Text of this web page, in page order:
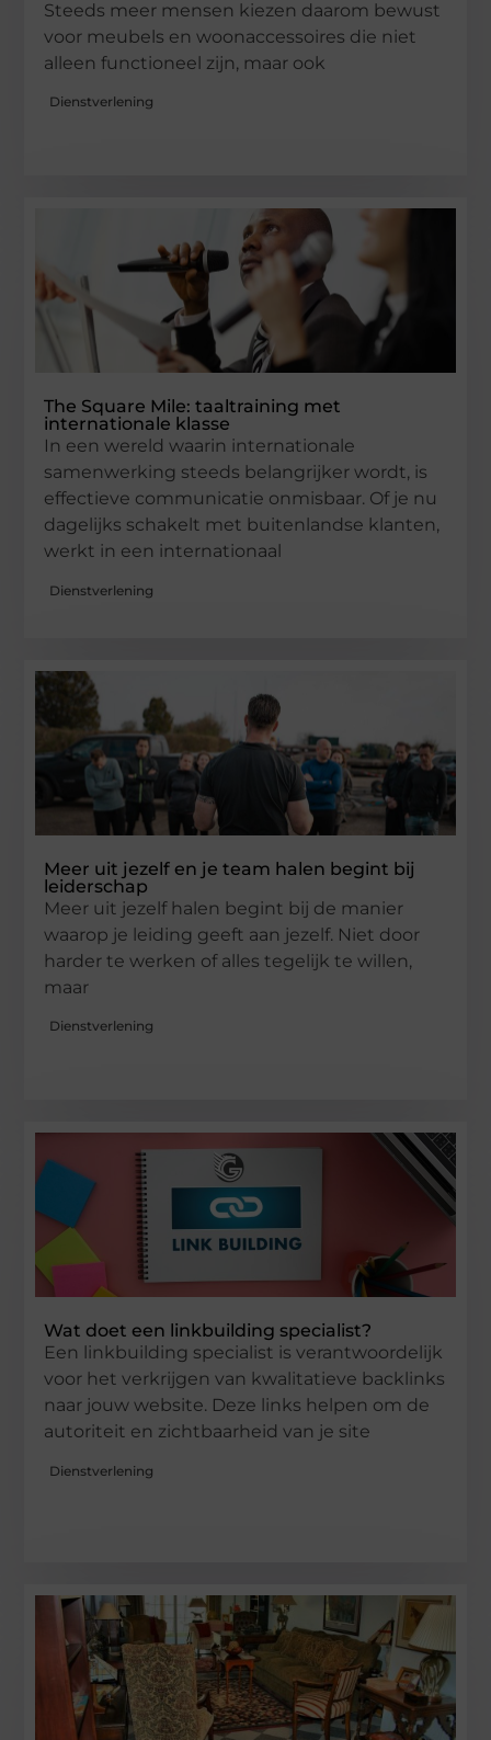
Steeds meer mensen kiezen daarom bewust
voor meubels en woonaccessoires die niet
alleen functioneel zijn, maar ook
Dienstverlening
The Square Mile: taaltraining met
internationale klasse
In een wereld waarin internationale
samenwerking steeds belangrijker wordt, is
effectieve communicatie onmisbaar. Of je nu
dagelijks schakelt met buitenlandse klanten,
werkt in een internationaal
Dienstverlening
Meer uit jezelf en je team halen begint bij
leiderschap
Meer uit jezelf halen begint bij de manier
waarop je leiding geeft aan jezelf. Niet door
harder te werken of alles tegelijk te willen,
maar
Dienstverlening
Wat doet een linkbuilding specialist?
Een linkbuilding specialist is verantwoordelijk
voor het verkrijgen van kwalitatieve backlinks
naar jouw website. Deze links helpen om de
autoriteit en zichtbaarheid van je site
Dienstverlening